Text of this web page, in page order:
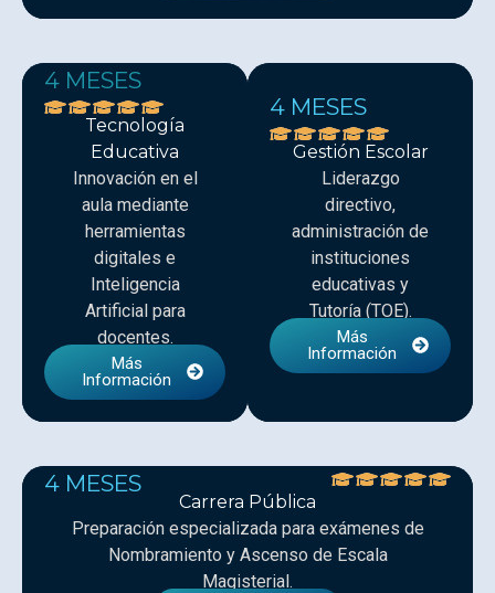
4 MESES
Tecnología
Educativa
Innovación en el
aula mediante
herramientas
digitales e
Inteligencia
Artificial para
docentes.
Más
Información
4 MESES
Gestión Escolar
Liderazgo
directivo,
administración de
instituciones
educativas y
Tutoría (TOE).
Más
Información
4 MESES
Carrera Pública
Preparación especializada para exámenes de
Nombramiento y Ascenso de Escala
Magisterial.